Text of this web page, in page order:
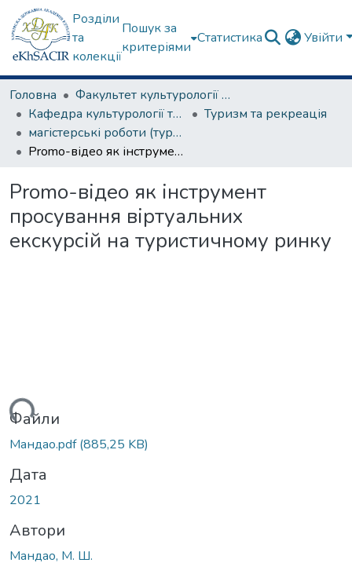
Розділи
та
колекції
Пошук за
критеріями
Статистика Увійти
Головна
Факультет культурології та соціальних комунікацій
Кафедра культурології та музеєзнавства
Туризм та рекреація
магістерські роботи (туризм та рекреація)
Promo-відео як інструмент просування віртуальних екскурсій на туристичному ринку
Promo-відео як інструмент
просування віртуальних
екскурсій на туристичному ринку
Файли
Мандао.pdf(885,25 KB)
Дата
2021
Автори
Мандао, М. Ш.